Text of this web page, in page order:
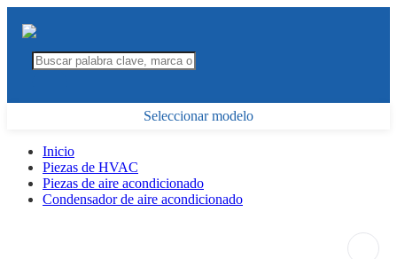
Seleccionar modelo
Inicio
Piezas de HVAC
Piezas de aire acondicionado
Condensador de aire acondicionado